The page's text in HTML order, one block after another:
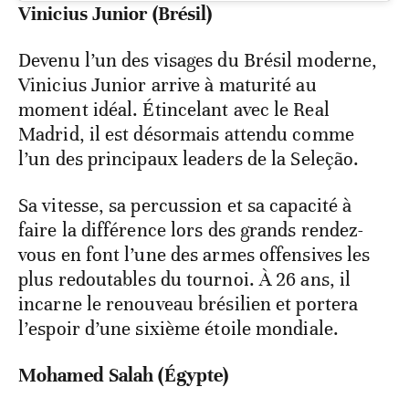
Vinicius Junior (Brésil)
Devenu l’un des visages du Brésil moderne,
Vinicius Junior arrive à maturité au
moment idéal. Étincelant avec le Real
Madrid, il est désormais attendu comme
l’un des principaux leaders de la Seleção.
Sa vitesse, sa percussion et sa capacité à
faire la différence lors des grands rendez-
vous en font l’une des armes offensives les
plus redoutables du tournoi. À 26 ans, il
incarne le renouveau brésilien et portera
l’espoir d’une sixième étoile mondiale.
Mohamed Salah (Égypte)